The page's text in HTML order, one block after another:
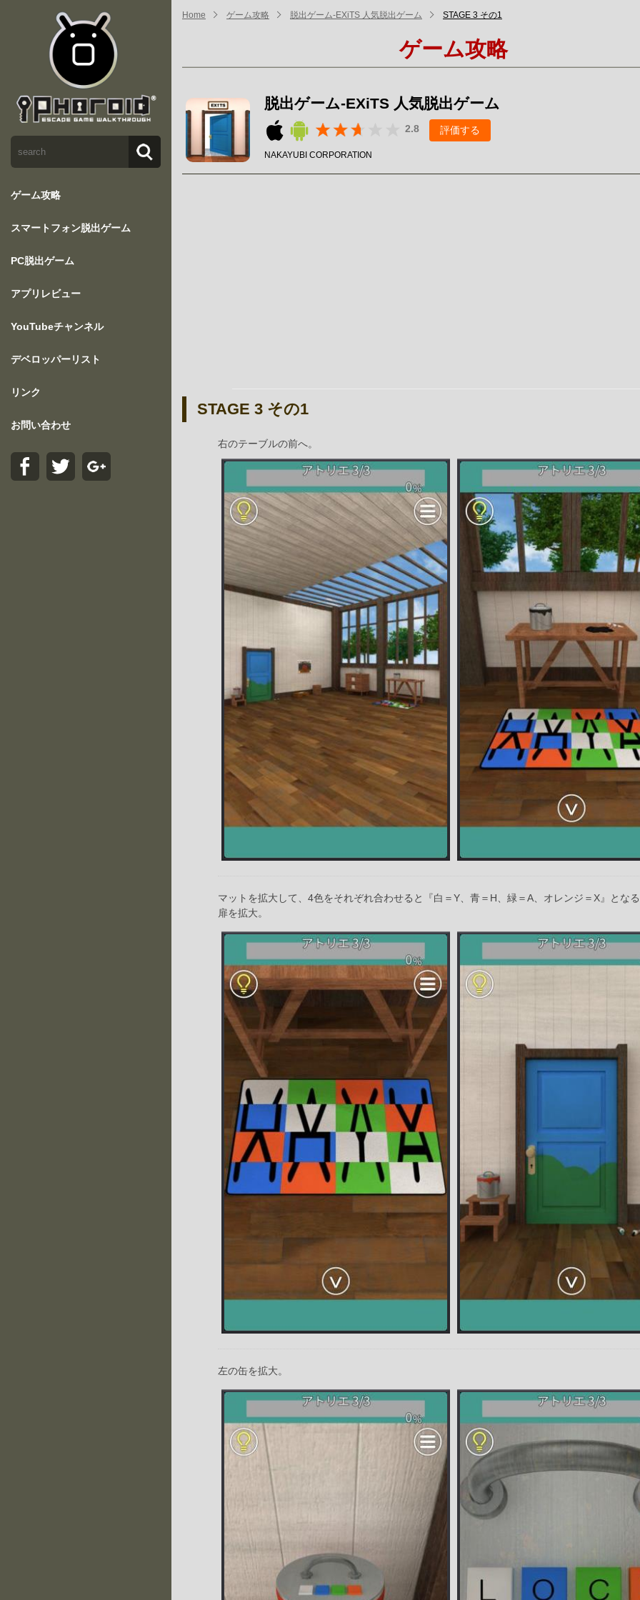
ゲーム攻略
スマートフォン脱出ゲーム
PC脱出ゲーム
アプリレビュー
YouTubeチャンネル
デベロッパーリスト
リンク
お問い合わせ
Home ゲーム攻略 脱出ゲーム-EXiTS 人気脱出ゲーム STAGE 3 その1
ゲーム攻略
脱出ゲーム-EXiTS 人気脱出ゲーム
2.8 評価する
NAKAYUBI CORPORATION
STAGE 3 その1
右のテーブルの前へ。
マットを拡大して、4色をそれぞれ合わせると『白＝Y、青＝H、緑＝A、オレンジ＝X』とな
扉を拡大。
左の缶を拡大。